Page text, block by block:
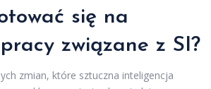
się na
związane z SI?
zmian, które sztuczna inteligencja